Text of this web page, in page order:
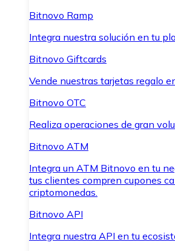
Bitnovo Ramp
Integra nuestra solución en tu
Bitnovo Giftcards
Vende nuestras tarjetas regalo
Bitnovo OTC
Realiza operaciones de gran
Bitnovo ATM
Integra un ATM Bitnovo en tu
tus clientes compren cupones
criptomonedas.
Bitnovo API
Integra nuestra API en tu